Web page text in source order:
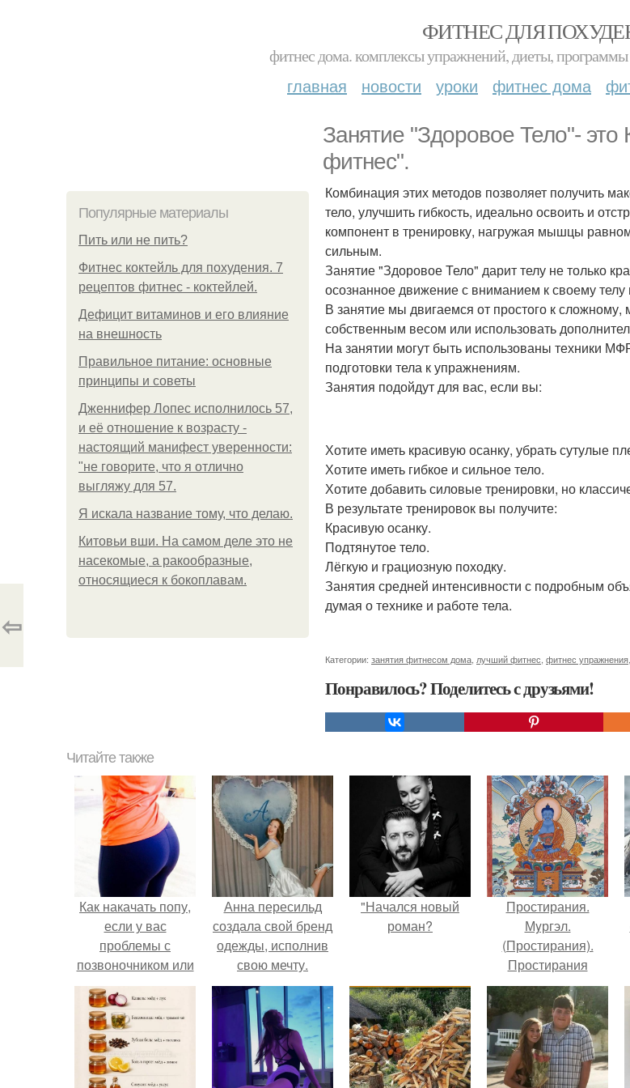
ФИТНЕС ДЛЯ
фитнес дома. комплексы упражнений, диеты, программы
главная новости уроки фитнес дома
Занятие "Здоровое Тело"-
фитнес".
Популярные материалы
Пить или не пить?
Фитнес коктейль для похудения. 7
рецептов фитнес - коктейлей.
Дефицит витаминов и его влияние
на внешность
Правильное питание: основные
принципы и советы
Дженнифер Лопес исполнилось 57,
и её отношение к возрасту -
настоящий манифест уверенности:
"не говорите, что я отлично
выгляжу для 57.
Я искала название тому, что делаю.
Китовьи вши. На самом деле это не
насекомые, а ракообразные,
относящиеся к бокоплавам.
Комбинация этих методов позволяет получить
тело, улучшить гибкость, идеально освоить и
компонент в тренировку, нагружая мышцы
сильным.
Занятие "Здоровое Тело" дарит телу не только
осознанное движение с вниманием к своему
В занятие мы двигаемся от простого к
собственным весом или использовать
На занятии могут быть использованы техники
подготовки тела к упражнениям.
Занятия подойдут для вас, если вы:
Хотите иметь красивую осанку, убрать сутулые
Хотите иметь гибкое и сильное тело.
Хотите добавить силовые тренировки, но
В результате тренировок вы получите:
Красивую осанку.
Подтянутое тело.
Лёгкую и грациозную походку.
Занятия средней интенсивности с подробным
думая о технике и работе тела.
Категории: занятия фитнесом дома лучший фитнес фитнес упражнения
Понравилось? Поделитесь с друзьями!
⇦
Читайте также
Как накачать попу,
если у вас
проблемы с
позвоночником или
тренировки попы
без осевой
нагрузки.
Анна пересильд
создала свой бренд
одежды, исполнив
свою мечту.
"Начался новый
роман?
Простирания.
Мyргэл.
(Простирания).
Простирания
бывают двух видов:
короткие и
длинные.